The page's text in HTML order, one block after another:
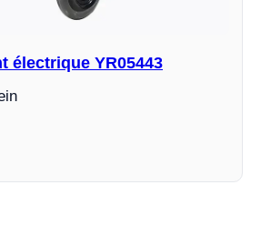
électrique YR05443